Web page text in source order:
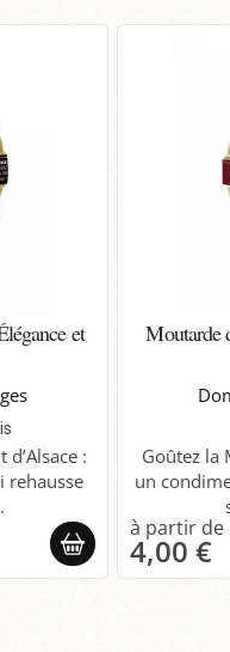
et
:
rehausse
Moutarde
Goûtez la
un
4,00 €